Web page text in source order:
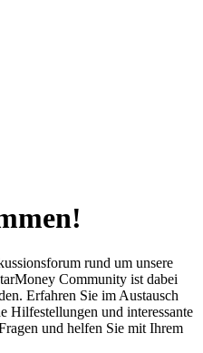
rund um unsere
Community ist dabei
Erfahren Sie im Austausch
Hilfestellungen und interessante
und helfen Sie mit Ihrem